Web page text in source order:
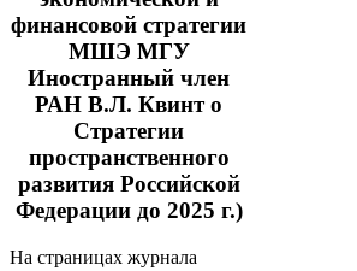
финансовой стратегии
МШЭ МГУ
Иностранный член
РАН В.Л. Квинт о
Стратегии
пространственного
развития Российской
Федерации до 2025 г.)
На страницах журнала